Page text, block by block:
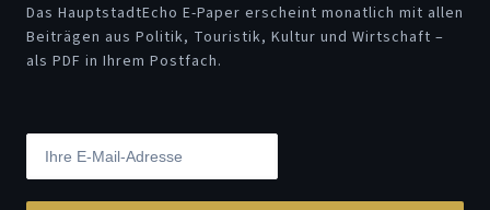
Das HauptstadtEcho E-Paper erscheint monatlich mit allen
Beiträgen aus Politik, Touristik, Kultur und Wirtschaft –
als PDF in Ihrem Postfach.